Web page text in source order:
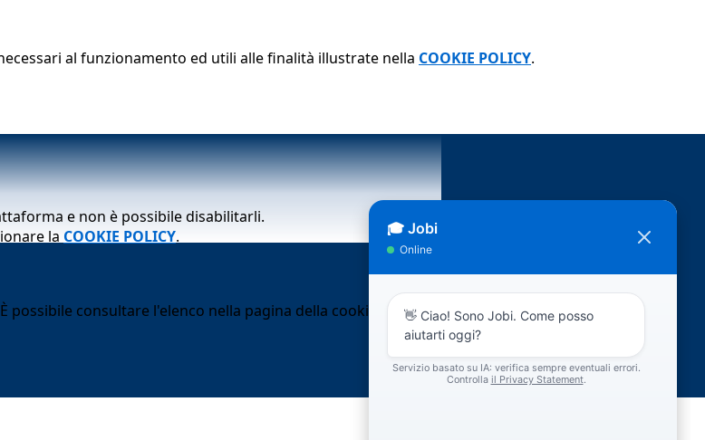
al funzionamento ed utili alle finalità illustrate nella COOKIE POLICY.
e non è possibile disabilitarli.
la COOKIE POLICY.
consultare l'elenco nella pagina della cookie policy.